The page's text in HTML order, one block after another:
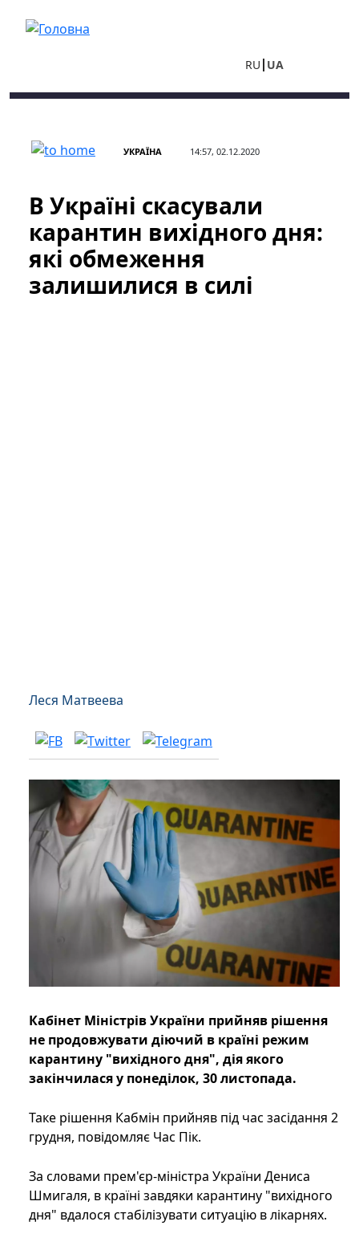
RU UA
УКРАЇНА 14:57, 02.12.2020
В Україні скасували
карантин вихідного дня:
які обмеження
залишилися в силі
Леся Матвеева
Кабінет Міністрів України прийняв рішення
не продовжувати діючий в країні режим
карантину "вихідного дня", дія якого
закінчилася у понеділок, 30 листопада.
Таке рішення Кабмін прийняв під час засідання 2
грудня, повідомляє Час Пік.
За словами прем'єр-міністра України Дениса
Шмигаля, в країні завдяки карантину "вихідного
дня" вдалося стабілізувати ситуацію в лікарнях.